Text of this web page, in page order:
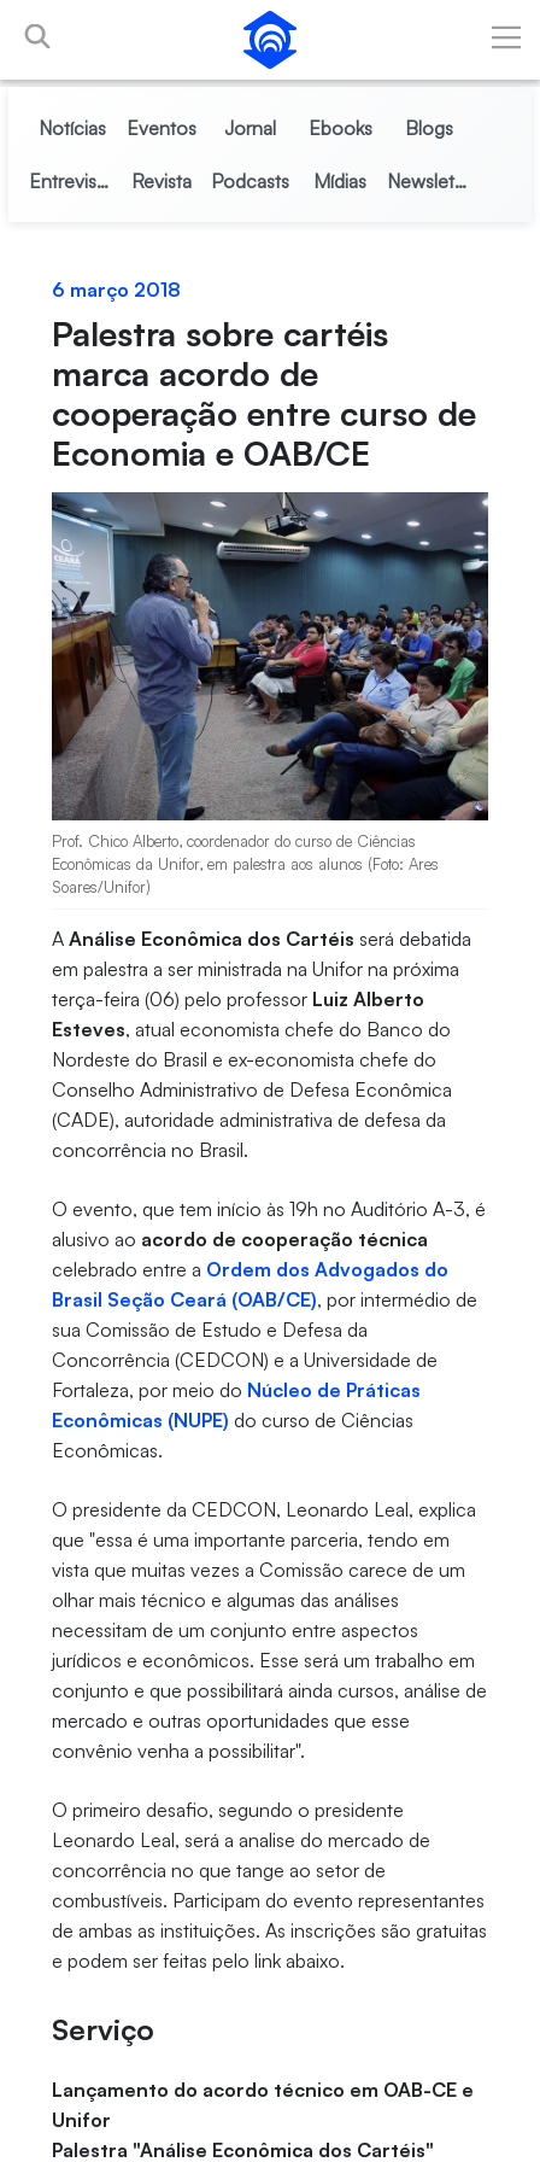
Pular para o Conteúdo principal
Notícias Eventos Jornal Ebooks Blogs
Entrevistas Revista Podcasts Mídias Newsletter
6 março 2018
Palestra sobre cartéis
marca acordo de
cooperação entre curso de
Economia e OAB/CE
Prof. Chico Alberto, coordenador do curso de Ciências
Econômicas da Unifor, em palestra aos alunos (Foto: Ares
Soares/Unifor)
A Análise Econômica dos Cartéis será debatida
em palestra a ser ministrada na Unifor na próxima
terça-feira (06) pelo professor Luiz Alberto
Esteves, atual economista chefe do Banco do
Nordeste do Brasil e ex-economista chefe do
Conselho Administrativo de Defesa Econômica
(CADE), autoridade administrativa de defesa da
concorrência no Brasil.
O evento, que tem início às 19h no Auditório A-3, é
alusivo ao acordo de cooperação técnica
celebrado entre a Ordem dos Advogados do
Brasil Seção Ceará (OAB/CE), por intermédio de
sua Comissão de Estudo e Defesa da
Concorrência (CEDCON) e a Universidade de
Fortaleza, por meio do Núcleo de Práticas
Econômicas (NUPE) do curso de Ciências
Econômicas.
O presidente da CEDCON, Leonardo Leal, explica
que "essa é uma importante parceria, tendo em
vista que muitas vezes a Comissão carece de um
olhar mais técnico e algumas das análises
necessitam de um conjunto entre aspectos
jurídicos e econômicos. Esse será um trabalho em
conjunto e que possibilitará ainda cursos, análise de
mercado e outras oportunidades que esse
convênio venha a possibilitar".
O primeiro desafio, segundo o presidente
Leonardo Leal, será a analise do mercado de
concorrência no que tange ao setor de
combustíveis. Participam do evento representantes
de ambas as instituições. As inscrições são gratuitas
e podem ser feitas pelo link abaixo.
Serviço
Lançamento do acordo técnico em OAB-CE e
Unifor
Palestra "Análise Econômica dos Cartéis"